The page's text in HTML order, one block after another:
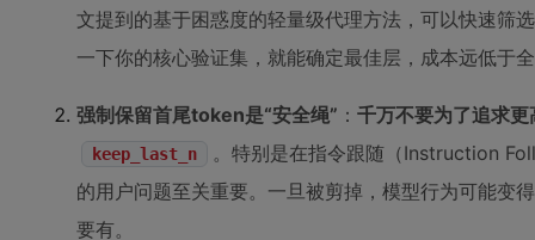
文提到的基于困惑度的轻量级代理方法，可以快速筛
一下你的核心验证集，就能确定最佳层，成本远低于
强制保留首尾token是“安全绳” ： 千万不要为了追求
keep_last_n
。特别是在指令跟随（Instruction
的用户问题至关重要。一旦被剪掉，模型行为可能变
要有。